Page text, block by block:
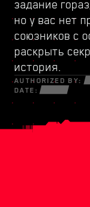
задание
но у вас нет
союзников с
раскрыть
история.
AUTHORIZED BY:
DATE:
таится много
открываются
конца. Здесь
которых
наёмников,
денег и